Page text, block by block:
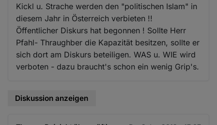
Kickl u. Strache werden den "politischen Islam" in
diesem Jahr in Österreich verbieten !!
Öffentlicher Diskurs hat begonnen ! Sollte Herr
Pfahl- Thraughber die Kapazität besitzen, sollte er
sich dort am Diskurs beteiligen. WAS u. WIE wird
verboten - dazu braucht's schon ein wenig Grip's.
Diskussion anzeigen